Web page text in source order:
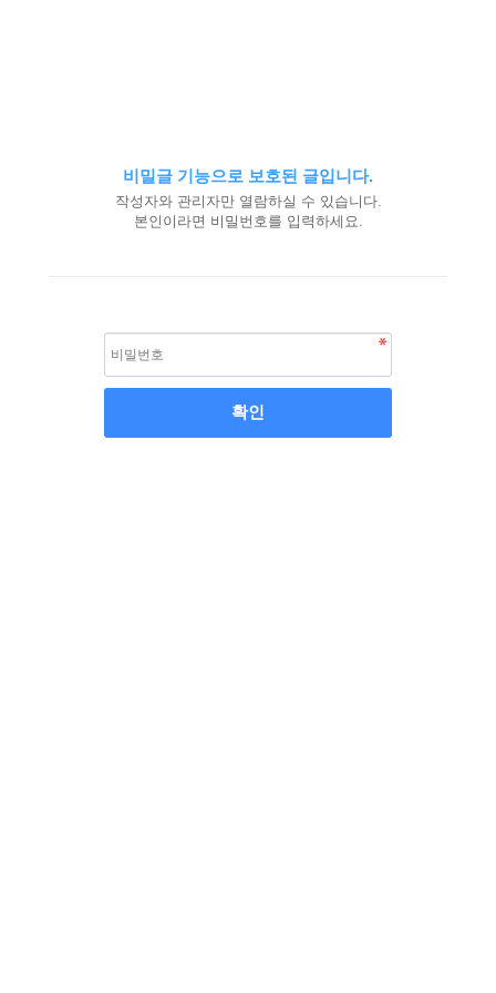
비밀글 기능으로 보호된 글입니다.
작성자와 관리자만 열람하실 수 있습니다.
본인이라면 비밀번호를 입력하세요.